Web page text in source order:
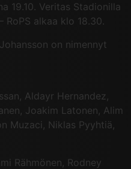
19.10. Veritas Stadionilla
RoPS alkaa klo 18.30.
on nimennyt
Aldayr Hernandez,
Joakim Latonen, Alim
Muzaci, Niklas Pyyhtiä,
Rähmönen, Rodney